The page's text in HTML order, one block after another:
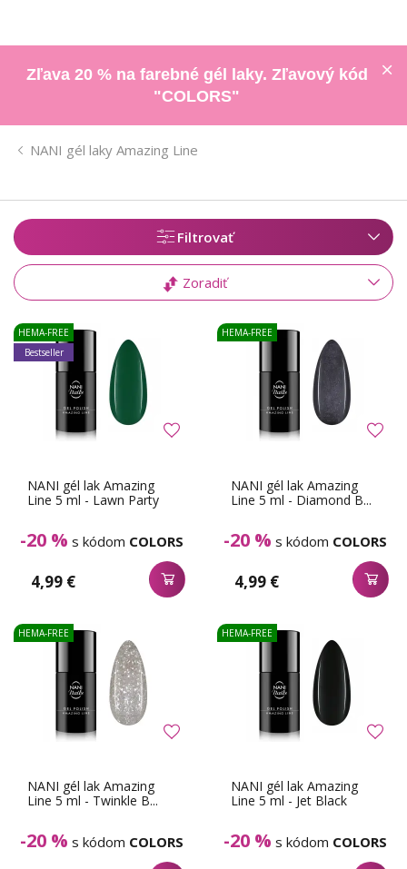
Zľava 20 % na farebné gél laky. Zľavový kód
"COLORS"
NANI gél laky Amazing Line
Filtrovať
Zoradiť
NANI gél lak Amazing
Line 5 ml - Lawn Party
-20 % s kódom COLORS
4,99 €
HEMA-FREE
Bestseller
NANI gél lak Amazing
Line 5 ml - Diamond B...
-20 % s kódom COLORS
4,99 €
HEMA-FREE
NANI gél lak Amazing
Line 5 ml - Twinkle B...
-20 % s kódom COLORS
HEMA-FREE
NANI gél lak Amazing
Line 5 ml - Jet Black
-20 % s kódom COLORS
HEMA-FREE